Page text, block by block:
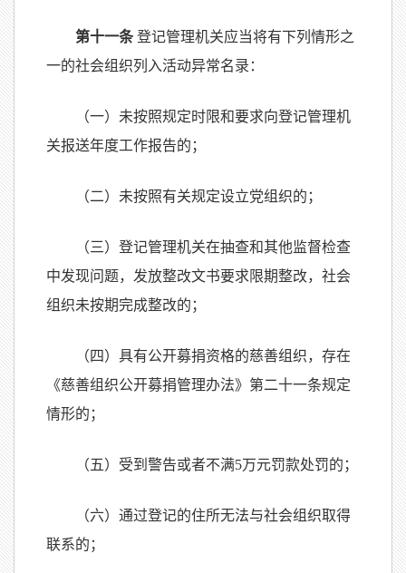
第十一条登记管理机关应当将有下列情形之
一的社会组织列入活动异常名录：
（一）未按照规定时限和要求向登记管理机
关报送年度工作报告的；
（二）未按照有关规定设立党组织的；
（三）登记管理机关在抽查和其他监督检查
中发现问题，发放整改文书要求限期整改，社会
组织未按期完成整改的；
（四）具有公开募捐资格的慈善组织，存在
《慈善组织公开募捐管理办法》第二十一条规定
情形的；
（五）受到警告或者不满5万元罚款处罚的；
（六）通过登记的住所无法与社会组织取得
联系的；